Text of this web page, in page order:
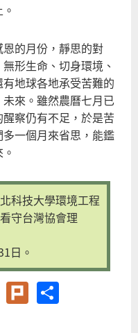
的月份，靜思的對
形生命、切身環境、
地球各地承受苦難的
來。雖然農曆七月已
察仍有不足，於是苦
一個月來省思，能鑑
科技大學環境工程
守台灣協會理
日。
LinePlurk